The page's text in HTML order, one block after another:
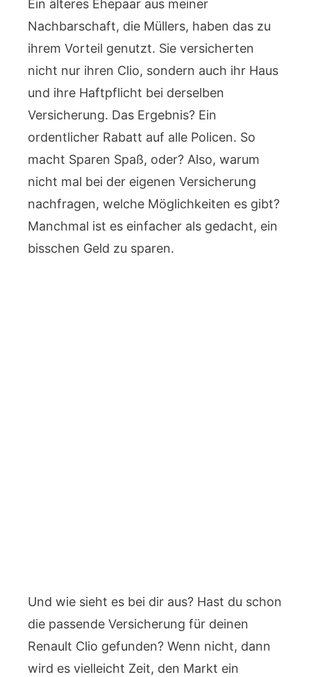
Ein älteres Ehepaar aus meiner
Nachbarschaft, die Müllers, haben das zu
ihrem Vorteil genutzt. Sie versicherten
nicht nur ihren Clio, sondern auch ihr Haus
und ihre Haftpflicht bei derselben
Versicherung. Das Ergebnis? Ein
ordentlicher Rabatt auf alle Policen. So
macht Sparen Spaß, oder? Also, warum
nicht mal bei der eigenen Versicherung
nachfragen, welche Möglichkeiten es gibt?
Manchmal ist es einfacher als gedacht, ein
bisschen Geld zu sparen.
Und wie sieht es bei dir aus? Hast du schon
die passende Versicherung für deinen
Renault Clio gefunden? Wenn nicht, dann
wird es vielleicht Zeit, den Markt ein